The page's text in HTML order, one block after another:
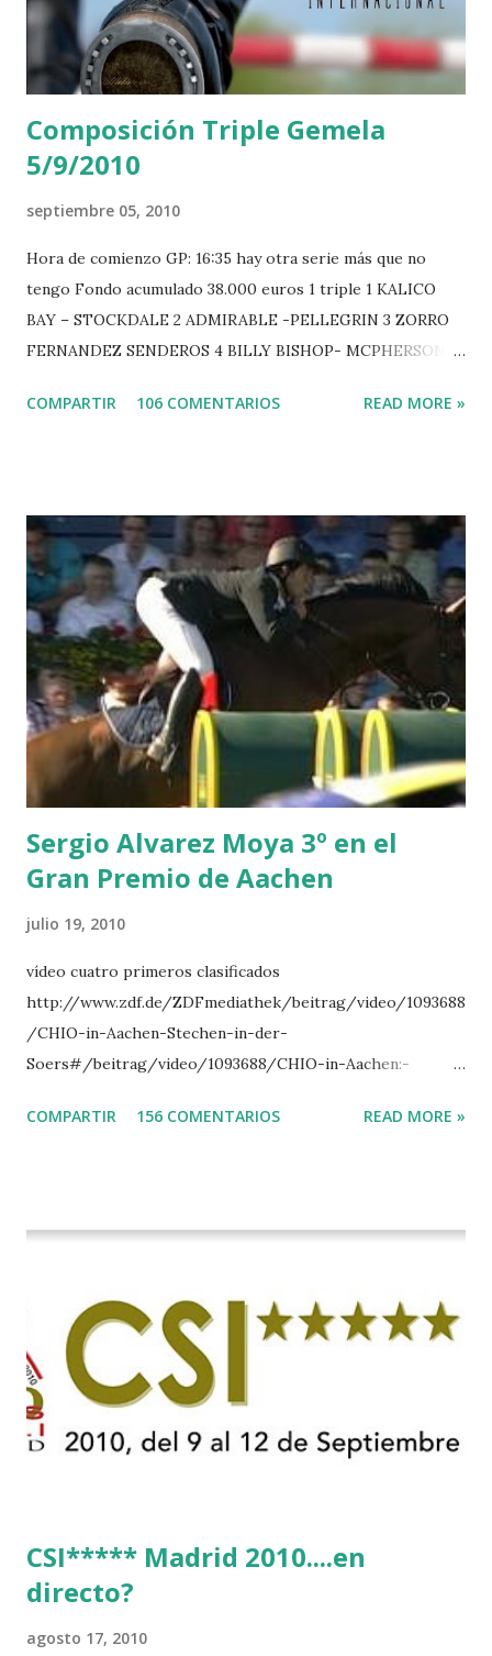
Composición Triple Gemela
5/9/2010
septiembre 05, 2010
Hora de comienzo GP: 16:35 hay otra serie más que no
tengo Fondo acumulado 38.000 euros 1 triple 1 KALICO
BAY – STOCKDALE 2 ADMIRABLE -PELLEGRIN 3 ZORRO
FERNANDEZ SENDEROS 4 BILLY BISHOP- MCPHERSON 5
-EPAILLARD 7 GIG AMAI M WHITAKER 8 SILVANA DU
POWER - MILLAR 5 ARMANIE -VOORN 6 QUERLYBET
HERO -LEJAUNE 7 MO CHROI - O’BRIEN 8 CARMENA Z -
BREEN 9 JALLA DE GAVIERE -RAMZY AL DUHAMI 10
NOVEL -PHILIPPAERTS 3 triple 1 LATE NIGHT -LEVY 2 K
CLUB LADY -O’CONNOR 3 QUICK STUDY - HOUGH 4
LORENZO -AHLMANN 5 L’ESPOIR -GULLIKSEN 6
TOPINAMBOUR -LEPREVOST 7 WISCONSIN 111 -MOYA 8
INTERTOY Z - BRASH 9 HERALD –CORDON 10 SELDANA
DI CAMPALTO -SHARBATLY Vuelta Triunfal... el ganador
del Gran Premio en su vuelta de honor
COMPARTIR 106 COMENTARIOS READ MORE »
Sergio Alvarez Moya 3º en el
Gran Premio de Aachen
julio 19, 2010
vídeo cuatro primeros clasificados
http://www.zdf.de/ZDFmediathek/beitrag/video/1093688
/CHIO-in-Aachen-Stechen-in-der-
Soers#/beitrag/video/1093688/CHIO-in-Aachen:-
COMPARTIR 156 COMENTARIOS READ MORE »
CSI***** Madrid 2010....en
directo?
agosto 17, 2010